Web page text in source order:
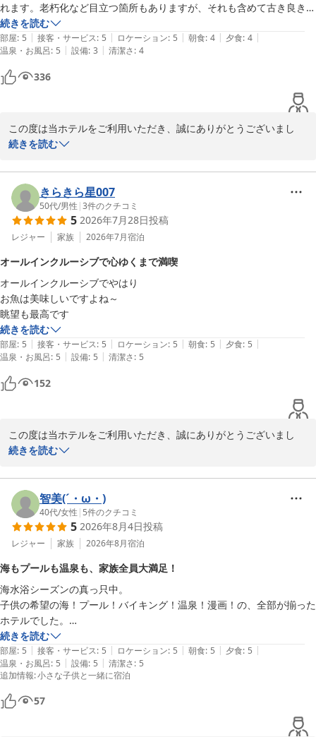
れます。老朽化など目立つ箇所もありますが、それも含めて古き良き温
泉として楽しめました。
続きを読む
部屋: 5 | 接客・サービス: 5 | ロケーション: 5 | 朝食: 4 | 夕食: 4 |
温泉・お風呂: 5 | 設備: 3 | 清潔さ: 4
336
この度は当ホテルをご利用いただき、誠にありがとうございまし
た。
素敵なお写真とともにご投稿いただき、心より御礼申し上げます。
堂ヶ島の魅力が伝わる、晴れやかな空気感たっぷりのお写真を拝見
し、スタッフ一同大変嬉しく存じます。
露天風呂付のお部屋では、室内からのロケーションにもご満足いた
また、とろりとした泉質の温泉で日頃のお疲れを癒していただけた
ご様子を伺い、大変喜ばしい限りです。
館内につきましては歴史を感じられる部分もございますが、「古き
良き温泉」としてお楽しみいただけたとの温かいお言葉に、心より
感謝申し上げます。
これからも快適にお過ごしいただけるよう施設の維持管理に努める
とともに、皆様に心地よいひとときをお届けできるよう努めてまい
ります。
堂ヶ島唯一の自家源泉掛流宿 堂ヶ島温泉ホテル
続きを読む
きらきら星007
50代/男性 |3件のクチコミ
5 2026年7月28日投稿
レジャー 家族 2026年7月宿泊
オールインクルーシブで心ゆくまで満喫
オールインクルーシブでやはり
お魚は美味しいですよね～
眺望も最高です
続きを読む
部屋: 5 | 接客・サービス: 5 | ロケーション: 5 | 朝食: 5 | 夕食: 5 |
温泉・お風呂: 5 | 設備: 5 | 清潔さ: 5
152
この度は当ホテルをご利用いただき、誠にありがとうございまし
た。
オールインクルーシブを心ゆくまでご満喫いただけたと伺い、大変
光栄です。
また、お食事につきましても「お魚は美味しい」とのお言葉をいた
だき、調理スタッフにとって何よりの励みとなります。
駿河湾の海の幸をはじめ、地元の食材を活かしたお料理を今後もご
さらに、当館自慢の眺望にもご満足いただけたとのこと、喜ばしい
限りです。
きれいに撮影してくださった当ホテルからの眺めやプールのお写真
も、スタッフ一同嬉しい気持ちで拝見いたしました。
堂ヶ島ならではの美しい景色は季節や時間帯によって異なる表情を
楽しみに、ぜひまた当ホテルへお立ち寄りいただけますと幸いで
す。
続きを読む
智美(´・ω・)
40代/女性 | 5件のクチコミ
5 2026年8月4日投稿
レジャー 家族 2026年8月宿泊
海もプールも温泉も、家族全員大満足！
海水浴シーズンの真っ只中。
子供の希望の海！プール！バイキング！温泉！漫画！の、全部が揃った
ホテルでした。
大人はゆっくり、美味しいお料理と風景を…なんて思いながら近隣ホテ
ルと比較し、到着時はホテルの外観の古さに一旦はテンションダウンし
た小学生たちでしたが……
結果は宿泊翌日も海遊びしたかった我が家には最適すぎるホテルでし
た！
続きを読む
部屋: 5 | 接客・サービス: 5 | ロケーション: 5 | 朝食: 5 | 夕食: 5 |
温泉・お風呂: 5 | 設備: 5 | 清潔さ: 5
追加情報:小さな子供と一緒に宿泊
57